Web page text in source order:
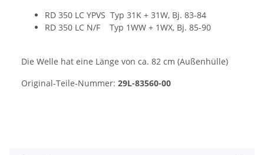
RD 350 LC YPVS Typ 31K + 31W, Bj. 83-84
RD 350 LC N/F Typ 1WW + 1WX, Bj. 85-90
Die Welle hat eine Länge von ca. 82 cm (Außenhülle)
Original-Teile-Nummer: 29L-83560-00